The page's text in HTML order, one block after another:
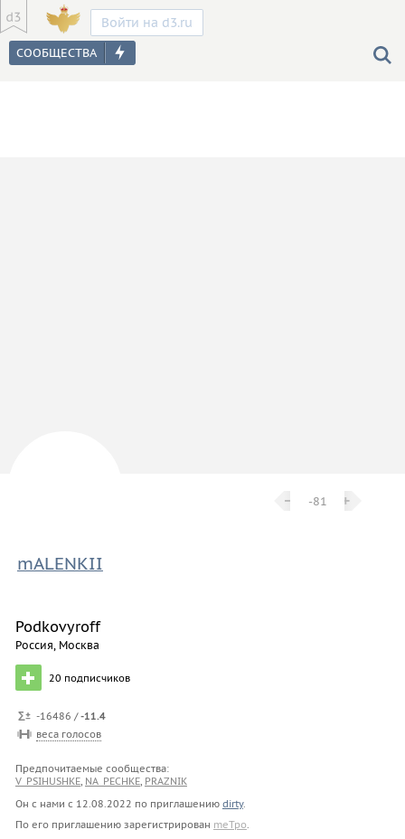
Войти на d3.ru
− -81 +
mALENKII
Podkovyroff
Россия, Москва
20 подписчиков
-16486 /-11.4
веса голосов
Предпочитаемые сообщества:
V_PSIHUSHKE, NA_PECHKE, PRAZNIK
Он с нами с 12.08.2022 по приглашению dirty.
По его приглашению зарегистрирован meTpo.